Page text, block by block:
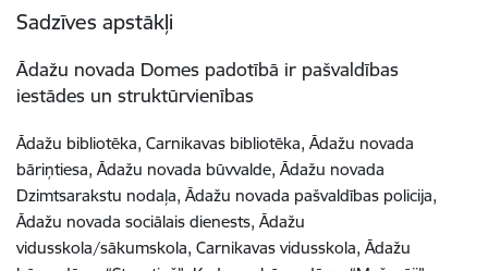
Sadzīves apstākļi
Ādažu novada Domes padotībā ir pašvaldības
iestādes un struktūrvienības
Ādažu bibliotēka, Carnikavas bibliotēka, Ādažu novada
bāriņtiesa, Ādažu novada būvvalde, Ādažu novada
Dzimtsarakstu nodaļa, Ādažu novada pašvaldības policija,
Ādažu novada sociālais dienests, Ādažu
vidusskola/sākumskola, Carnikavas vidusskola, Ādažu